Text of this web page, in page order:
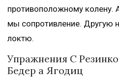
противоположному колену.
мы сопротивление. Другую
локтю.
Упражнения С
Бедер а Ягодиц